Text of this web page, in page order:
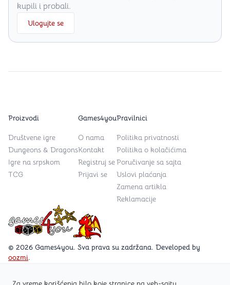
kupili i probali.
Ulogujte se
Games4you logo
© 2026 Games4you. Sva prava su zadržana. Developed by
oozmi.
Proizvodi
Društvene igre
Dungeons & Dragons
Igre na srpskom
TCG
Games4you
O nama
Kontakt
Registruj se
Prijavi se
Pravilnici
Politika privatnosti
Politika o kolačićima
Poručivanje sa sajta
Uslovi plaćanja
Zamena artikla
Reklamacije